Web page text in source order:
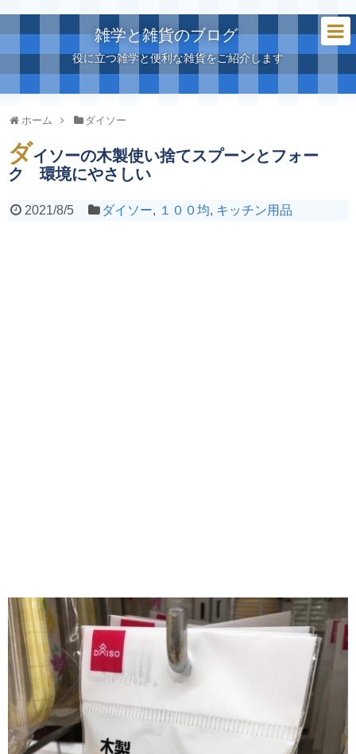
雑学と雑貨のブログ
役に立つ雑学と便利な雑貨をご紹介します
ホーム ダイソー
ダイソーの木製使い捨てスプーンとフォー
ク 環境にやさしい
2021/8/5 ダイソー, １００均, キッチン用品